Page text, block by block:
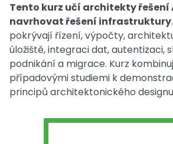
Tento kurz učí architekty řešení
navrhovat řešení infrastruktury
pokrývají řízení, výpočty,
úložiště, integraci dat, autentizaci,
podnikání a migrace. Kurz
případovými studiemi k
principů architektonického